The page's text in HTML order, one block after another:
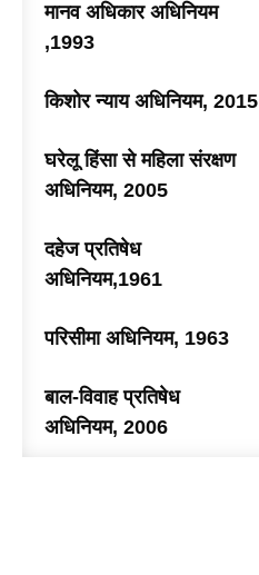
मानव अधिकार अधिनियम
,1993
किशोर न्याय अधिनियम, 2015
घरेलू हिंसा से महिला संरक्षण
अधिनियम, 2005
दहेज प्रतिषेध
अधिनियम,1961
परिसीमा अधिनियम, 1963
बाल-विवाह प्रतिषेध
अधिनियम, 2006